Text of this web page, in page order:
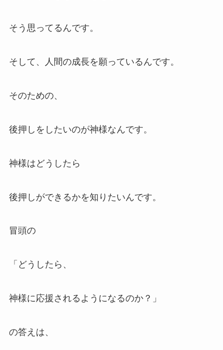
そう思ってるんです。
そして、人間の成長を願っているんです。
そのための、
後押しをしたいのが神様なんです。
神様はどうしたら
後押しができるかを知りたいんです。
冒頭の
「どうしたら、
神様に応援されるようになるのか？」
の答えは、